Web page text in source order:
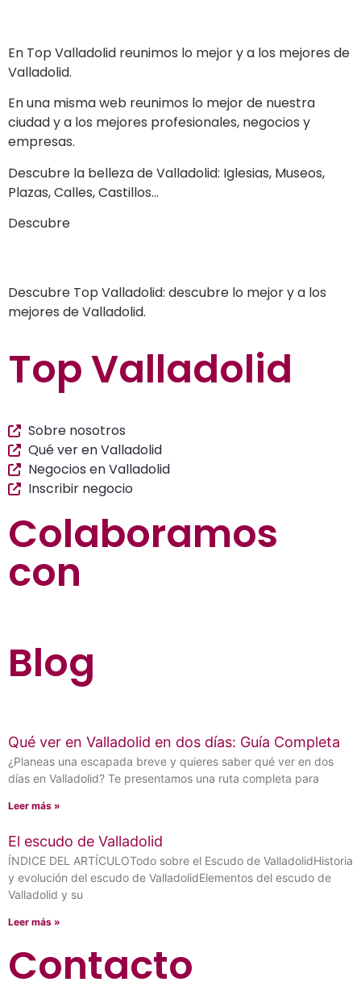
En Top Valladolid reunimos lo mejor y a los mejores de
Valladolid.
En una misma web reunimos lo mejor de nuestra
ciudad y a los mejores profesionales, negocios y
empresas.
Descubre la belleza de Valladolid: Iglesias, Museos,
Plazas, Calles, Castillos…
Descubre
Descubre Top Valladolid: descubre lo mejor y a los
mejores de Valladolid.
Top Valladolid
Sobre nosotros
Qué ver en Valladolid
Negocios en Valladolid
Inscribir negocio
Colaboramos
con
Blog
Qué ver en Valladolid en dos días: Guía Completa
¿Planeas una escapada breve y quieres saber qué ver en dos
días en Valladolid? Te presentamos una ruta completa para
Leer más »
El escudo de Valladolid
ÍNDICE DEL ARTÍCULOTodo sobre el Escudo de ValladolidHistoria
y evolución del escudo de ValladolidElementos del escudo de
Valladolid y su
Leer más »
Contacto